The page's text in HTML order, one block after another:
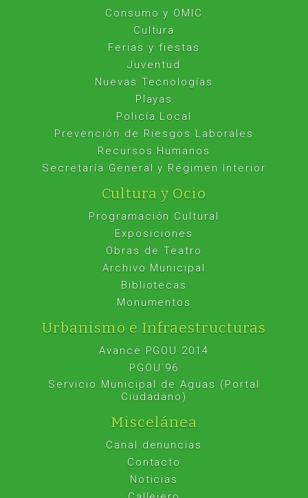
Consumo y OMIC
Cultura
Ferias y fiestas
Juventud
Nuevas Tecnologías
Playas
Policía Local
Prevención de Riesgos Laborales
Recursos Humanos
Secretaría General y Régimen Interior
Cultura y Ocio
Programación Cultural
Exposiciones
Obras de Teatro
Archivo Municipal
Bibliotecas
Monumentos
Urbanismo e Infraestructuras
Avance PGOU 2014
PGOU´96
Servicio Municipal de Aguas (Portal
Ciudadano)
Miscelánea
Canal denuncias
Contacto
Noticias